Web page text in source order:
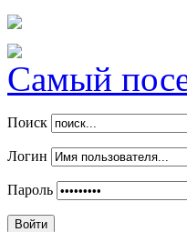
Самый
Поиск
Логин
Пароль
Войти